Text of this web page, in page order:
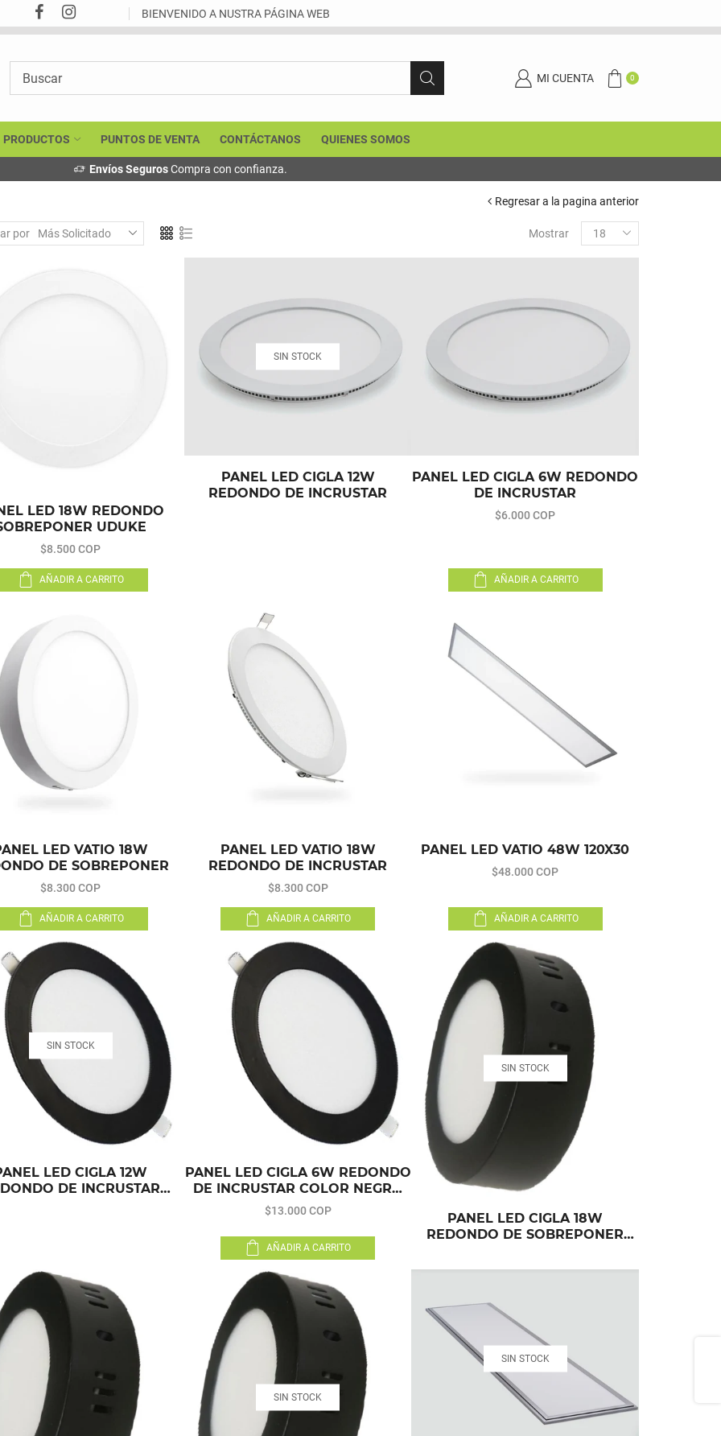
BIENVENIDO A NUSTRA PÁGINA WEB
MI CUENTA 0
PRODUCTOS PUNTOS DE VENTA CONTÁCTANOS QUIENES SOMOS
Regresar a la pagina anterior
por Más Solicitado Mostrar 18
LED 18W REDONDO
UDUKE
$8.500 COP
AÑADIR A CARRITO
SIN STOCK
PANEL LED CIGLA 12W
REDONDO DE INCRUSTAR
PANEL LED CIGLA 6W REDONDO
DE INCRUSTAR
$6.000 COP
AÑADIR A CARRITO
LED VATIO 18W
DE SOBREPONER
$8.300 COP
AÑADIR A CARRITO
PANEL LED VATIO 18W
REDONDO DE INCRUSTAR
$8.300 COP
AÑADIR A CARRITO
PANEL LED VATIO 48W 120X30
$48.000 COP
AÑADIR A CARRITO
SIN STOCK
LED CIGLA 12W
DE INCRUSTAR
PANEL LED CIGLA 6W REDONDO
DE INCRUSTAR COLOR NEGRO
LUZ CALIDA
$13.000 COP
AÑADIR A CARRITO
SIN STOCK
PANEL LED CIGLA 18W
REDONDO DE SOBREPONER
SIN STOCK
SIN STOCK